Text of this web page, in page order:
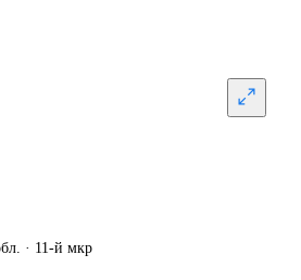
· 11-й мкр